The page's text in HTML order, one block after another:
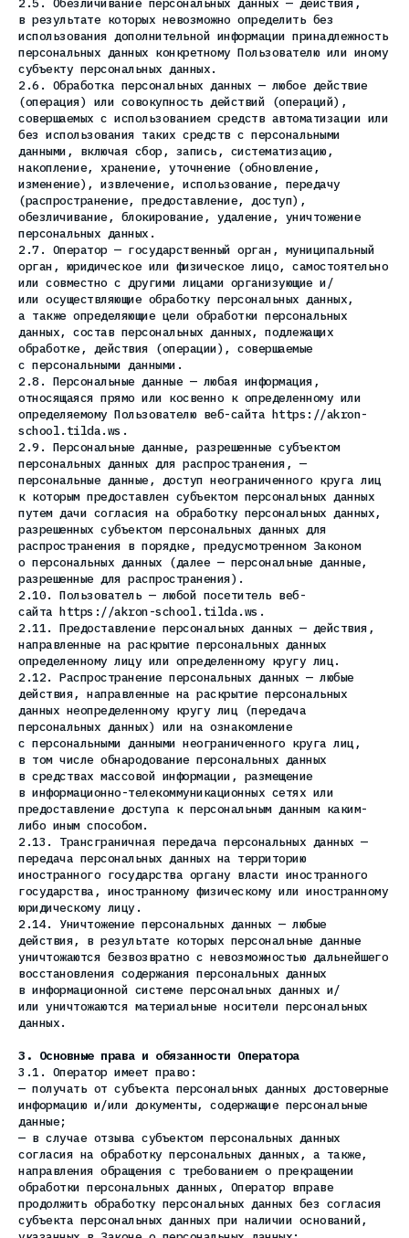
2.5. Обезличивание персональных данных — действия,
в результате которых невозможно определить без
использования дополнительной информации принадлежность
персональных данных конкретному Пользователю или иному
субъекту персональных данных.
2.6. Обработка персональных данных — любое действие
(операция) или совокупность действий (операций),
совершаемых с использованием средств автоматизации или
без использования таких средств с персональными
данными, включая сбор, запись, систематизацию,
накопление, хранение, уточнение (обновление,
изменение), извлечение, использование, передачу
(распространение, предоставление, доступ),
обезличивание, блокирование, удаление, уничтожение
персональных данных.
2.7. Оператор — государственный орган, муниципальный
орган, юридическое или физическое лицо, самостоятельно
или совместно с другими лицами организующие и/
или осуществляющие обработку персональных данных,
а также определяющие цели обработки персональных
данных, состав персональных данных, подлежащих
обработке, действия (операции), совершаемые
с персональными данными.
2.8. Персональные данные — любая информация,
относящаяся прямо или косвенно к определенному или
определяемому Пользователю веб-сайта https://akron-
school.tilda.ws.
2.9. Персональные данные, разрешенные субъектом
персональных данных для распространения, —
персональные данные, доступ неограниченного круга лиц
к которым предоставлен субъектом персональных данных
путем дачи согласия на обработку персональных данных,
разрешенных субъектом персональных данных для
распространения в порядке, предусмотренном Законом
о персональных данных (далее — персональные данные,
разрешенные для распространения).
2.10. Пользователь — любой посетитель веб-
сайта https://akron-school.tilda.ws.
2.11. Предоставление персональных данных — действия,
направленные на раскрытие персональных данных
определенному лицу или определенному кругу лиц.
2.12. Распространение персональных данных — любые
действия, направленные на раскрытие персональных
данных неопределенному кругу лиц (передача
персональных данных) или на ознакомление
с персональными данными неограниченного круга лиц,
в том числе обнародование персональных данных
в средствах массовой информации, размещение
в информационно-телекоммуникационных сетях или
предоставление доступа к персональным данным каким-
либо иным способом.
2.13. Трансграничная передача персональных данных —
передача персональных данных на территорию
иностранного государства органу власти иностранного
государства, иностранному физическому или иностранному
юридическому лицу.
2.14. Уничтожение персональных данных — любые
действия, в результате которых персональные данные
уничтожаются безвозвратно с невозможностью дальнейшего
восстановления содержания персональных данных
в информационной системе персональных данных и/
или уничтожаются материальные носители персональных
данных.
3. Основные права и обязанности Оператора
3.1. Оператор имеет право:
— получать от субъекта персональных данных достоверные
информацию и/или документы, содержащие персональные
данные;
— в случае отзыва субъектом персональных данных
согласия на обработку персональных данных, а также,
направления обращения с требованием о прекращении
обработки персональных данных, Оператор вправе
продолжить обработку персональных данных без согласия
субъекта персональных данных при наличии оснований,